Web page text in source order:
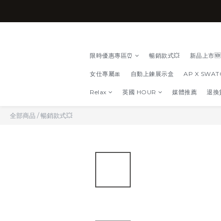
限時優惠專區⏰ 暢銷款式💥 新品上市🆕
女仕專屬🎀 自動上鍊展示盒 AP X
Relax 英國 HOUR 媒體推薦 退換
全部商品 /暢銷款式💥